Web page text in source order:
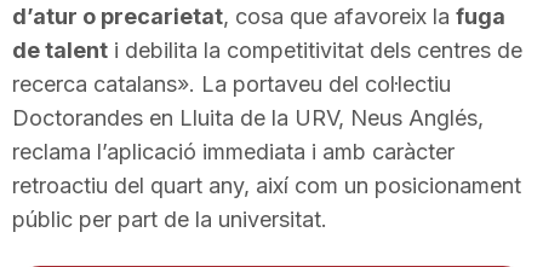
o
n
a
d’atur o precarietat, cosa que afavoreix la fuga
de talent i debilita la competitivitat dels centres de
recerca catalans». La portaveu del col·lectiu
Doctorandes en Lluita de la URV, Neus Anglés,
reclama l’aplicació immediata i amb caràcter
retroactiu del quart any, així com un posicionament
públic per part de la universitat.